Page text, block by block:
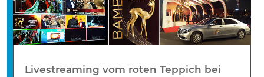
Livestreaming vom roten Teppich bei